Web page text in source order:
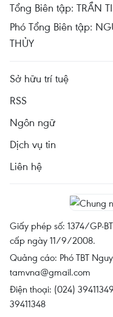
Tổng Biên tập: TRẦN
Phó Tổng Biên tập:
THỦY
Sở hữu trí tuệ
RSS
Ngôn ngữ
Dịch vụ tin
Liên hệ
Giấy phép số: 1374/GP-
cấp ngày 11/9/2008.
Quảng cáo: Phó TBT
tamvna@gmail.com
Điện thoại: (024)
39411348